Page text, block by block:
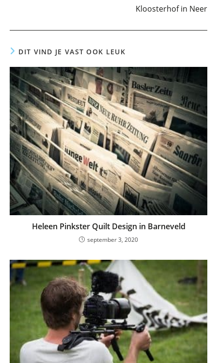
Kloosterhof in Neer
DIT VIND JE VAST OOK LEUK
Heleen Pinkster Quilt Design in Barneveld
september 3, 2020